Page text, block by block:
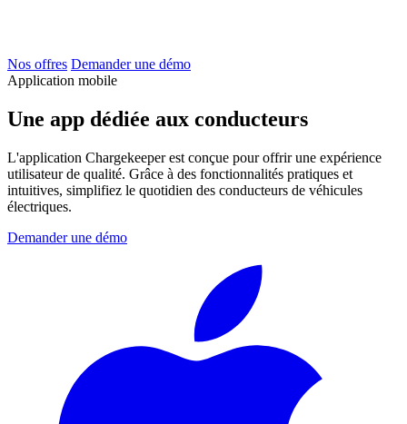
Nos offres Demander une démo
Application mobile
Une app dédiée aux conducteurs
L'application Chargekeeper est conçue pour offrir une expérience
utilisateur de qualité. Grâce à des fonctionnalités pratiques et
intuitives, simplifiez le quotidien des conducteurs de véhicules
électriques.
Demander une démo